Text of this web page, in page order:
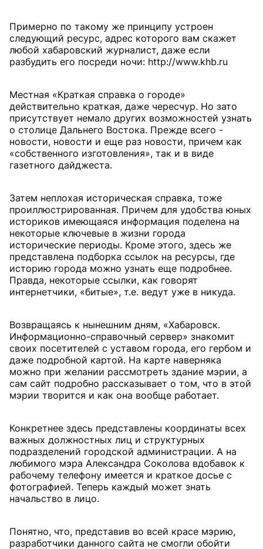
Примерно по такому же принципу устроен
следующий ресурс, адрес которого вам скажет
любой хабаровский журналист, даже если
разбудить его посреди ночи: http://www.khb.ru
Местная «Краткая справка о городе»
действительно краткая, даже чересчур. Но зато
присутствует немало других возможностей узнать
о столице Дальнего Востока. Прежде всего -
новости, новости и еще раз новости, причем как
«собственного изготовления», так и в виде
газетного дайджеста.
Затем неплохая историческая справка, тоже
проиллюстрированная. Причем для удобства юных
историков имеющаяся информация поделена на
некоторые ключевые в жизни города
исторические периоды. Кроме этого, здесь же
представлена подборка ссылок на ресурсы, где
историю города можно узнать еще подробнее.
Правда, некоторые ссылки, как говорят
интернетчики, «битые», т.е. ведут уже в никуда.
Возвращаясь к нынешним дням, «Хабаровск.
Информационно-справочный сервер» знакомит
своих посетителей с уставом города, его гербом и
даже подробной картой. На карте наверняка
можно при желании рассмотреть здание мэрии, а
сам сайт подробно рассказывает о том, что в этой
мэрии творится и как она вообще работает.
Конкретнее здесь представлены координаты всех
важных должностных лиц и структурных
подразделений городской администрации. А на
любимого мэра Александра Соколова вдобавок к
рабочему телефону имеется и краткое досье с
фотографией. Теперь каждый может знать
начальство в лицо.
Понятно, что, представив во всей красе мэрию,
разработчики данного сайта не смогли обойти